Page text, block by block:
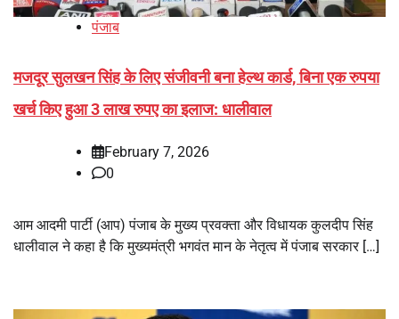
पंजाब
मजदूर सुलखन सिंह के लिए संजीवनी बना हेल्थ कार्ड, बिना एक रुपया
खर्च किए हुआ 3 लाख रुपए का इलाज: धालीवाल
February 7, 2026
0
आम आदमी पार्टी (आप) पंजाब के मुख्य प्रवक्ता और विधायक कुलदीप सिंह
धालीवाल ने कहा है कि मुख्यमंत्री भगवंत मान के नेतृत्व में पंजाब सरकार […]